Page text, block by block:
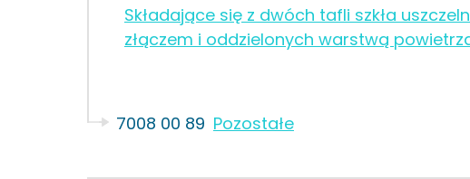
Składające się z dwóch tafli szkła
złączem i oddzielonych warstwą
7008 00 89 Pozostałe